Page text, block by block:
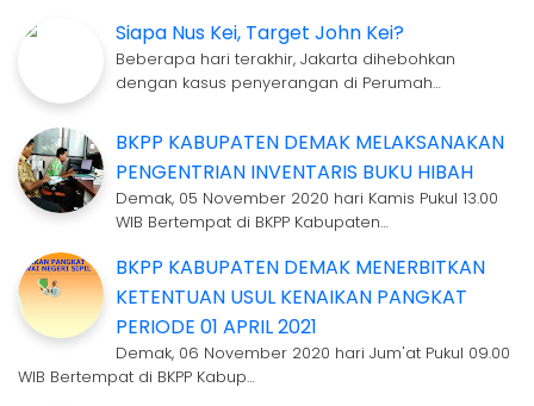
Siapa Nus Kei, Target John Kei?
Beberapa hari terakhir, Jakarta dihebohkan
dengan kasus penyerangan di Perumah…
BKPP KABUPATEN DEMAK MELAKSANAKAN
PENGENTRIAN INVENTARIS BUKU HIBAH
Demak, 05 November 2020 hari Kamis Pukul 13.00
WIB Bertempat di BKPP Kabupaten…
BKPP KABUPATEN DEMAK MENERBITKAN
KETENTUAN USUL KENAIKAN PANGKAT
PERIODE 01 APRIL 2021
Demak, 06 November 2020 hari Jum'at Pukul 09.00
WIB Bertempat di BKPP Kabup…